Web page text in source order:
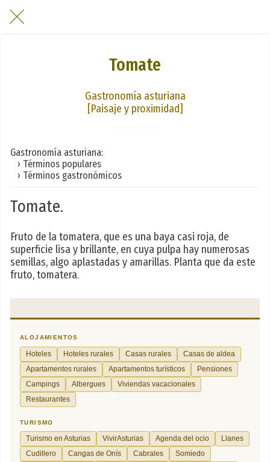
Tomate
Gastronomía asturiana
[Paisaje y proximidad]
Gastronomía asturiana:
› Términos populares
› Términos gastronómicos
Tomate.
Fruto de la tomatera, que es una baya casi roja, de
superficie lisa y brillante, en cuya pulpa hay numerosas
semillas, algo aplastadas y amarillas. Planta que da este
fruto, tomatera.